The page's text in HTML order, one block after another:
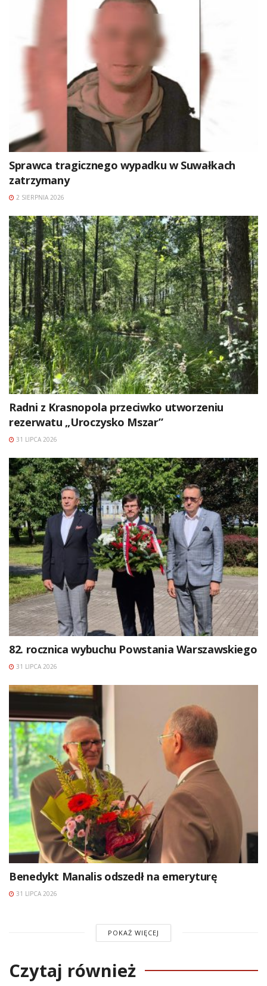
Sprawca tragicznego wypadku w Suwałkach
zatrzymany
2 SIERPNIA 2026
Radni z Krasnopola przeciwko utworzeniu
rezerwatu „Uroczysko Mszar”
31 LIPCA 2026
82. rocznica wybuchu Powstania Warszawskiego
31 LIPCA 2026
Benedykt Manalis odszedł na emeryturę
31 LIPCA 2026
POKAŻ WIĘCEJ
Czytaj również